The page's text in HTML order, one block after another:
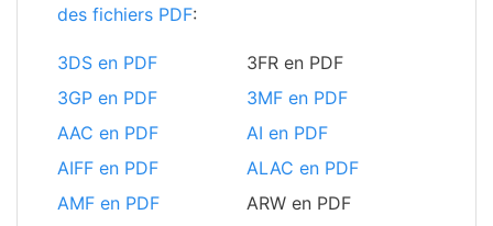
des fichiers PDF:
3DS en PDF
3FR en PDF
3GP en PDF
3MF en PDF
AAC en PDF
AI en PDF
AIFF en PDF
ALAC en PDF
AMF en PDF
ARW en PDF